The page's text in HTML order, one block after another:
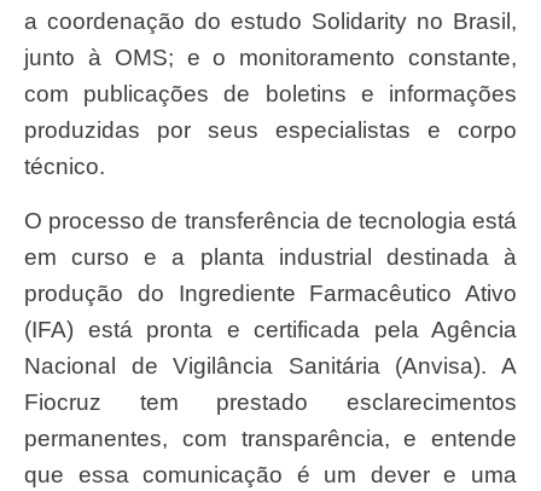
a coordenação do estudo Solidarity no Brasil,
junto à OMS; e o monitoramento constante,
com publicações de boletins e informações
produzidas por seus especialistas e corpo
técnico.
O processo de transferência de tecnologia está
em curso e a planta industrial destinada à
produção do Ingrediente Farmacêutico Ativo
(IFA) está pronta e certificada pela Agência
Nacional de Vigilância Sanitária (Anvisa). A
Fiocruz tem prestado esclarecimentos
permanentes, com transparência, e entende
que essa comunicação é um dever e uma